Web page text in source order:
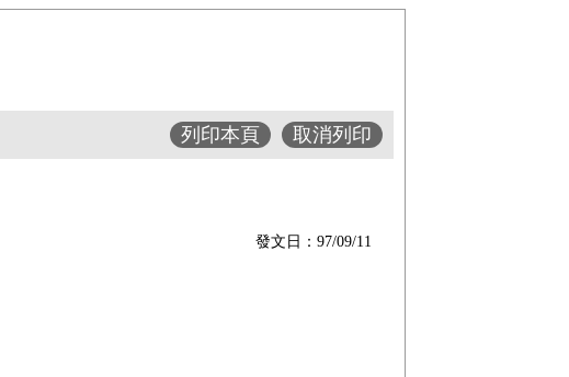
取消列印
列印本頁
發文日：97/09/11